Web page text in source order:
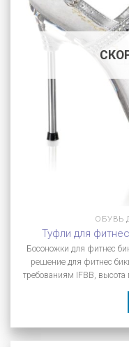
ОБУВЬ
Туфли для
Босоножки для фитнес
решение для фитнес
требованиям IFBB,